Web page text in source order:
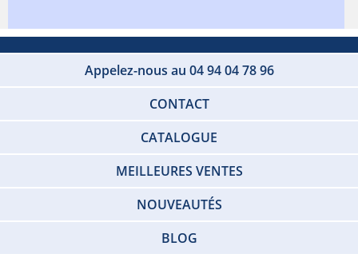
Appelez-nous au 04 94 04 78 96
CONTACT
CATALOGUE
MEILLEURES VENTES
NOUVEAUTÉS
BLOG